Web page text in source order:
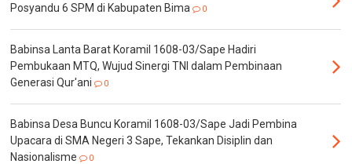
Posyandu 6 SPM di Kabupaten Bima
0
Babinsa Lanta Barat Koramil 1608-03/Sape Hadiri
Pembukaan MTQ, Wujud Sinergi TNI dalam Pembinaan
Generasi Qur'ani
0
Babinsa Desa Buncu Koramil 1608-03/Sape Jadi Pembina
Upacara di SMA Negeri 3 Sape, Tekankan Disiplin dan
Nasionalisme
0